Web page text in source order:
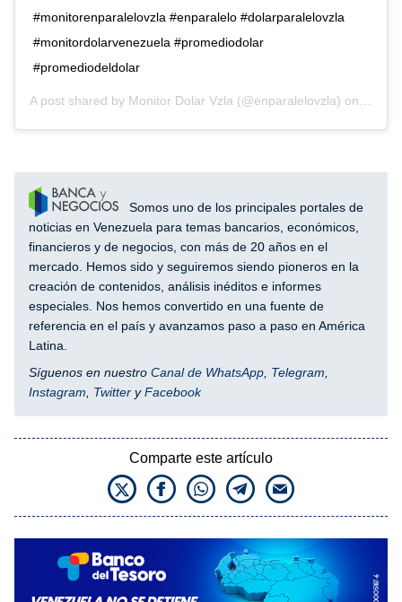
#monitorenparalelovzla #enparalelo #dolarparalelovzla
#monitordolarvenezuela #promediodolar
#promediodeldolar
A post shared by Monitor Dolar Vzla (@enparalelovzla) on
Somos uno de los principales portales de
noticias en Venezuela para temas bancarios, económicos,
financieros y de negocios, con más de 20 años en el
mercado. Hemos sido y seguiremos siendo pioneros en la
creación de contenidos, análisis inéditos e informes
especiales. Nos hemos convertido en una fuente de
referencia en el país y avanzamos paso a paso en América
Latina.
Síguenos en nuestro Canal de WhatsApp Telegram
Instagram
Twitter yFacebook
Comparte este artículo